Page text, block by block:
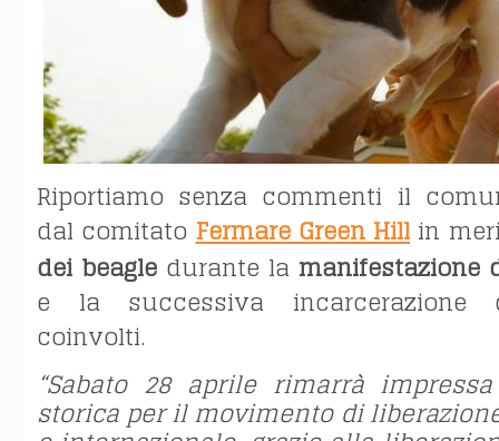
Riportiamo senza commenti il
dal comitatoFermare Green Hill in
dei beagle durante la manifestazione
e la successiva incarcerazione
coinvolti.
“Sabato 28 aprile rimarrà
storica per il movimento di